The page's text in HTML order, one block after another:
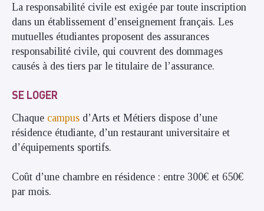
La responsabilité civile est exigée par toute inscription
dans un établissement d’enseignement français. Les
mutuelles étudiantes proposent des assurances
responsabilité civile, qui couvrent des dommages
causés à des tiers par le titulaire de l’assurance.
SE LOGER
Chaque campus d’Arts et Métiers dispose d’une
résidence étudiante, d’un restaurant universitaire et
d’équipements sportifs.
Coût d’une chambre en résidence : entre 300€ et 650€
par mois.